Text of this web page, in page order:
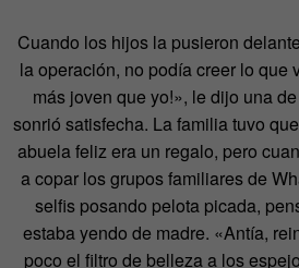
Cuando los hijos la pusieron
la operación, no podía creer lo que
más joven que yo!», le dijo una
sonrió satisfecha. La familia tuvo
abuela feliz era un regalo, pero
a copar los grupos familiares de
selfis posando pelota picada,
estaba yendo de madre. «Antía,
poco el filtro de belleza a los